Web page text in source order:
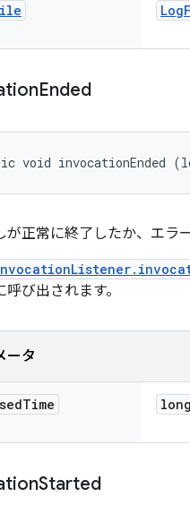
Log
Ended
void invocationEnded
が正常に終了したか、エラ
呼び出されます。
ータ
Time long
Started